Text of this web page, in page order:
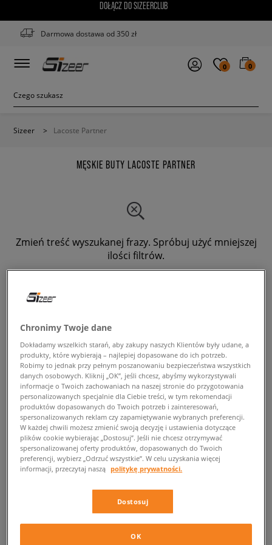
DOŁĄCZ DO SIZEERCLUB
Darmowa dostawa od 350 zł
0 0
Sizeer > Lacoste Partner
MĘSKIE BUTY LACOSTE PARTNER
Zmień treść wyszukanej frazy. Spróbuj użyć mniejszej
ilości filtrów.
Lacoste Partner – miejskie
sneakersy premium
Wygodne i zachwycające nietuzinkowym wzornictwem buty sportowe to
fundament casualowych i streetwearowych outfitów. Miłośnicy mody
poszukujący pomysłów na uatrakcyjnienie swojej garderoby z pewnością
zakochają się w dostępnej w sklepie Sizeer kolekcjiLacoste Partner
Sneakersy zaprojektowane przez ceniona na całym świecie francuską
markę to gwarancja wielu udanych zestawów w miejskim stylu.
Projektanci wykorzystali wiele sprawdzonych rozwiązań, aby
Lacoste Partner w sklepie Sizeer – wygoda
dostępna online
Chronimy Twoje dane
Dokładamy wszelkich starań, aby zakupy naszych Klientów były udane, a
produkty, które wybierają – najlepiej dopasowane do ich potrzeb.
Robimy to jednak przy pełnym poszanowaniu bezpieczeństwa wszystkich
danych osobowych. Kliknij „OK”, jeśli chcesz, abyśmy wykorzystywali
informacje o Twoich zachowaniach na naszej stronie do przygotowania
personalizowanych specjalnie dla Ciebie treści, w tym rekomendacji
produktów dopasowanych do Twoich potrzeb i zainteresowań,
spersonalizowanych reklam czy zapamiętywanie wybranych preferencji.
W każdej chwili możesz zmienić swoją decyzję i ustawienia dotyczące
plików cookie wybierając „Dostosuj”. Jeśli nie chcesz otrzymywać
spersonalizowanej oferty produktów, dopasowanych do Twoich
preferencji, wybierz „Odrzuć wszystkie”. W celu uzyskania więcej
informacji, przeczytaj naszą politykę prywatności.
Dostosuj
OK